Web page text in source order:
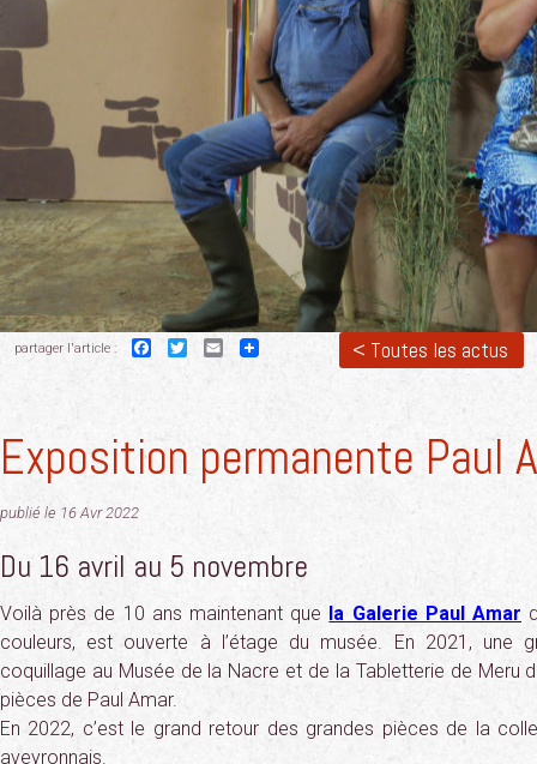
partager l'article : Facebook
TwitterEmail < Toutes les actus
Exposition permanente Paul
publié le 16 Avr 2022
Du 16 avril au 5 novembre
Voilà près de 10 ans maintenant que la Galerie Paul Amar
couleurs, est ouverte à l’étage du musée. En 2021, une
coquillage au Musée de la Nacre et de la Tabletterie de Meru
pièces de Paul Amar.
En 2022, c’est le grand retour des grandes pièces de la
aveyronnais.